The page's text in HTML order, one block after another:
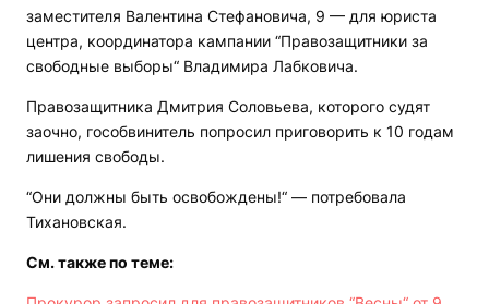
заместителя Валентина Стефановича, 9 — для юриста
центра, координатора кампании “Правозащитники за
свободные выборы“ Владимира Лабковича.
Правозащитника Дмитрия Соловьева, которого судят
заочно, гособвинитель попросил приговорить к 10 годам
лишения свободы.
“Они должны быть освобождены!“ — потребовала
Тихановская.
См. также по теме: